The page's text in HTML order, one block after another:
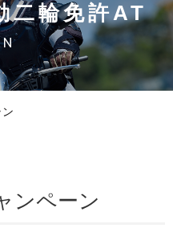
二輪免許AT
ンペーン